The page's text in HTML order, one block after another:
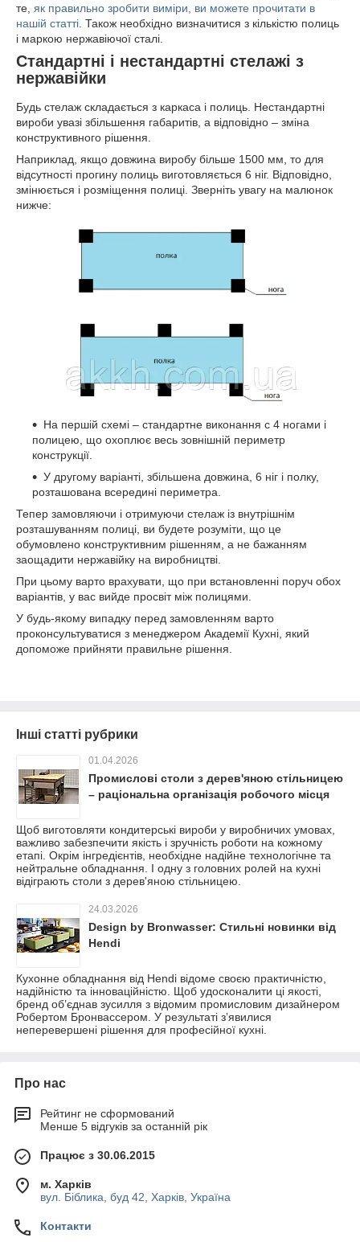
те, як правильно зробити виміри, ви можете прочитати в
нашій статті . Також необхідно визначитися з кількістю полиць
і маркою нержавіючої сталі.
Стандартні і нестандартні стелажі з
нержавійки
Будь стелаж складається з каркаса і полиць. Нестандартні
вироби увазі збільшення габаритів, а відповідно – зміна
конструктивного рішення.
Наприклад, якщо довжина виробу більше 1500 мм, то для
відсутності прогину полиць виготовляється 6 ніг. Відповідно,
змінюється і розміщення полиці. Зверніть увагу на малюнок
нижче:
На першій схемі – стандартне виконання c 4 ногами і
полицею, що охоплює весь зовнішній периметр
конструкції.
У другому варіанті, збільшена довжина, 6 ніг і полку,
розташована всередині периметра.
Тепер замовляючи і отримуючи стелаж із внутрішнім
розташуванням полиці, ви будете розуміти, що це
обумовлено конструктивним рішенням, а не бажанням
заощадити нержавійку на виробництві.
При цьому варто врахувати, що при встановленні поруч обох
варіантів, у вас вийде просвіт між полицями.
У будь-якому випадку перед замовленням варто
проконсультуватися з менеджером Академії Кухні, який
допоможе прийняти правильне рішення.
Інші статті рубрики
01.04.2026
Промислові столи з дерев'яною стільницею
– раціональна організація робочого місця
Щоб виготовляти кондитерські вироби у виробничих умовах,
важливо забезпечити якість і зручність роботи на кожному
етапі. Окрім інгредієнтів, необхідне надійне технологічне та
нейтральне обладнання. І одну з головних ролей на кухні
відіграють столи з дерев'яною стільницею.
24.03.2026
Design by Bronwasser: Стильні новинки від
Hendi
Кухонне обладнання від Hendi відоме своєю практичністю,
надійністю та інноваційністю. Щоб удосконалити ці якості,
бренд об’єднав зусилля з відомим промисловим дизайнером
Робертом Бронвассером. У результаті з’явилися
неперевершені рішення для професійної кухні.
Про нас
Рейтинг не сформований
Менше 5 відгуків за останній рік
Працює з 30.06.2015
м. Харків
вул. Біблика, буд 42, Харків, Україна
Контакти